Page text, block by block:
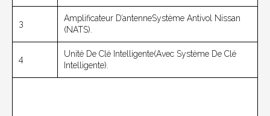
3
Amplificateur D’antenneSystème Antivol Nissan
(NATS).
4
Unité De Clé Intelligente(avec Système De Clé
Intelligente).